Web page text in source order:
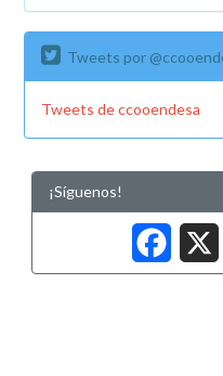
Tweets por
Tweets de ccooendesa
¡Síguenos!